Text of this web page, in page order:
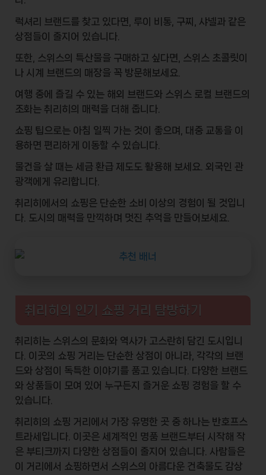
럭셔리 브랜드를 찾고 있다면, 루이 비통 구찌 샤넬 과 같은
상점들이 줄지어 있습니다.
또한, 스위스의 특산물을 구매하고 싶다면, 스위스 초콜릿이
나 시계 브랜드의 매장을 꼭 방문해보세요.
여행 중에 즐길 수 있는 해외 브랜드와 스위스 로컬 브랜드의
조화는 취리히의 매력을 더해 줍니다.
쇼핑 팁으로는 아침 일찍 가는 것이 좋으며, 대중 교통을 이
용하면 편리하게 이동할 수 있습니다.
물건을 살 때는 세금 환급 제도도 활용해 보세요. 외국인 관
광객에게 유리합니다.
취리히에서의 쇼핑은 단순한 소비 이상의 경험이 될 것입니
다. 도시의 매력을 만끽하며 멋진 추억을 만들어보세요.
취리히의 인기 쇼핑 거리 탐방하기
취리히는 스위스의 문화와 역사가 고스란히 담긴 도시입니
다. 이곳의 쇼핑 거리는 단순한 상점이 아니라, 각각의 브랜
드와 상점이 독특한 이야기를 품고 있습니다. 다양한 브랜드
와 상품들이 모여 있어 누구든지 즐거운 쇼핑 경험을 할 수
있습니다.
취리히의 쇼핑 거리에서 가장 유명한 곳 중 하나는 반호프스
트라세 입니다. 이곳은 세계적인 명품 브랜드부터 시작해 작
은 부티크까지 다양한 상점들이 줄지어 있습니다. 사람들은
이 거리에서 쇼핑하면서 스위스의 아름다운 건축물도 감상